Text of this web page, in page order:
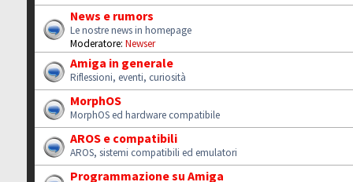
News e rumors
Le nostre news in homepage
Moderatore: Newser
Amiga in generale
Riflessioni, eventi, curiosità
MorphOS
MorphOS ed hardware compatibile
AROS e compatibili
AROS, sistemi compatibili ed emulatori
Programmazione su Amiga